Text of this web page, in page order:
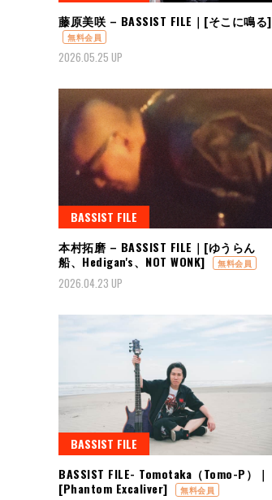
藤原美咲 – BASSIST FILE｜[そこに鳴る]
無料会員
2026.05.25 UP
BASSIST FILE
本村拓磨 – BASSIST FILE｜[ゆうらん
船、Hedigan's、NOT WONK]
無料会員
2026.04.23 UP
BASSIST FILE
BASSIST FILE- Tomotaka（Tomo-P）｜
[Phantom Excaliver]
無料会員